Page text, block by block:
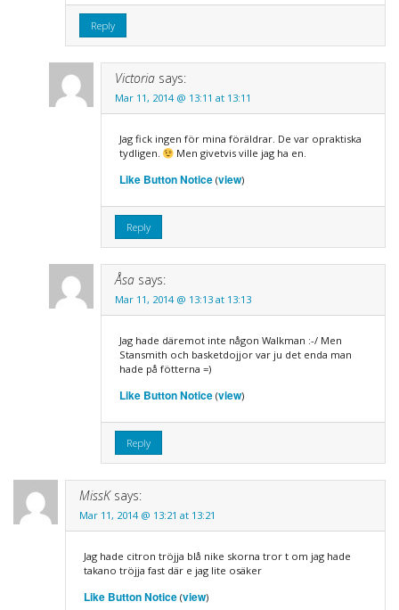
Reply
Victoria says:
Mar 11, 2014 @ 13:11 at 13:11
Jag fick ingen för mina föräldrar. De var opraktiska
tydligen.
Men givetvis ville jag ha en.
Like Button Notice(view)
Reply
Åsa says:
Mar 11, 2014 @ 13:13 at 13:13
Jag hade däremot inte någon Walkman :-/ Men
Stansmith och basketdojjor var ju det enda man
hade på fötterna =)
Like Button Notice(view)
Reply
MissK says:
Mar 11, 2014 @ 13:21 at 13:21
Jag hade citron tröjja blå nike skorna tror t om jag hade
takano tröjja fast där e jag lite osäker
Like Button Notice(view)